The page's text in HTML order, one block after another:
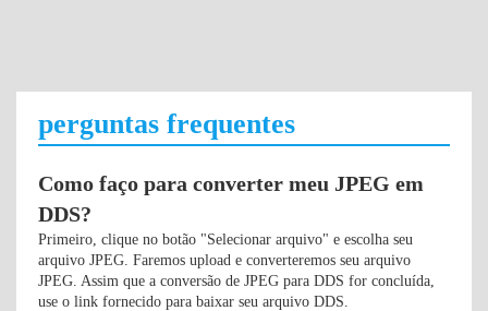
perguntas frequentes
Como faço para converter meu JPEG em
DDS?
Primeiro, clique no botão "Selecionar arquivo" e escolha seu
arquivo JPEG. Faremos upload e converteremos seu arquivo
JPEG. Assim que a conversão de JPEG para DDS for concluída,
use o link fornecido para baixar seu arquivo DDS.